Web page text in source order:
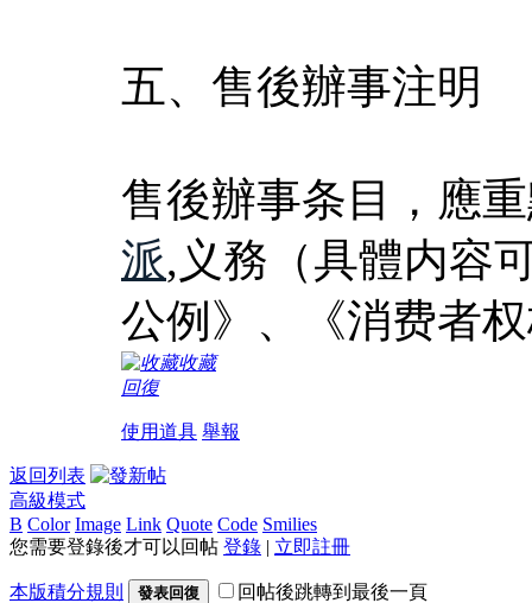
五、售後辦事注明
售後辦事条目，應
派,义務（具體内容
公例》、《消费者
收藏
回復
使用道具 舉報
返回列表
高級模式
B Color Image Link Quote Code Smilies
您需要登錄後才可以回帖 登錄 | 立即註冊
本版積分規則 發表回復 回帖後跳轉到最後一頁